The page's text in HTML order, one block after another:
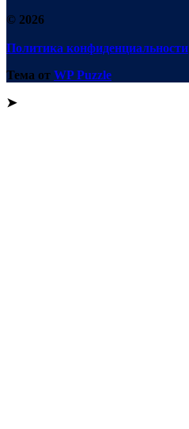
© 2026
Политика конфиденциальности
Тема от WP Puzzle
➤